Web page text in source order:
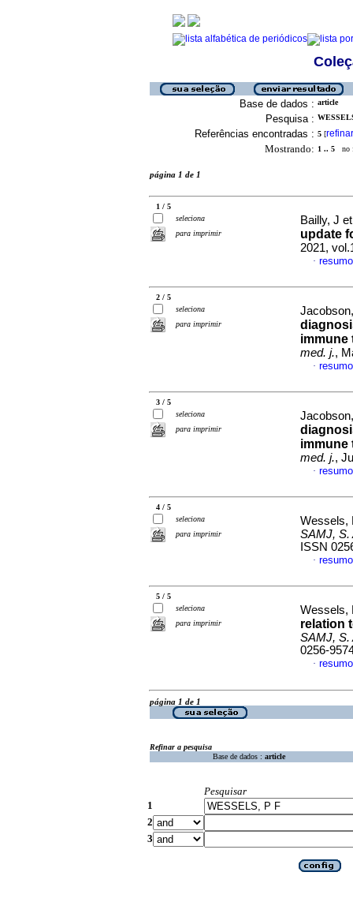
Base de dados : article
Pesquisa :
Referências encontradas : 5 [refinar
Mostrando: 1 .. 5 no
página 1 de 1
1 / 5
seleciona
para imprimir
Bailly, J
update
2021,
·
2 / 5
seleciona
para imprimir
immune
med. j.,
·
3 / 5
seleciona
para imprimir
immune
med. j.,
·
4 / 5
seleciona
para imprimir
Wessels,
SAMJ, S.
ISSN
·
5 / 5
seleciona
para imprimir
Wessels,
relation
SAMJ, S.
0256-
·
página 1 de 1
Refinar a pesquisa
Base de dados : article
Pesquisar
1
2
3